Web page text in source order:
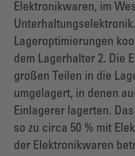
Elektronikwaren, im
Lageroptimierungen
dem Lagerhalter 2. Die
großen Teilen in die
umgelagert, in denen
Einlagerer lagerten.
so zu circa 50 % mit
der Elektronikwaren